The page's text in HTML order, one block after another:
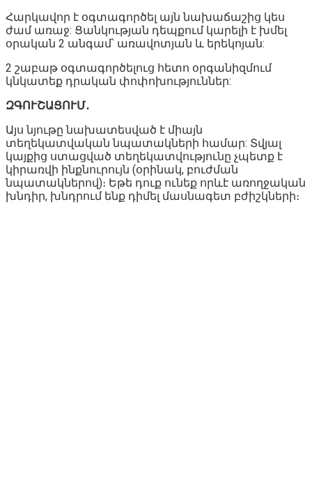
Հարկավոր է օգտագործել այն նախաճաշից կես
ժամ առաջ: Ցանկության դեպքում կարելի է խմել
օրական 2 անգամ՝ առավոտյան և երեկոյան:
2 շաբաթ օգտագործելուց հետո օրգանիզմում
կնկատեք դրական փոփոխություններ:
ԶԳՈՒՇԱՑՈՒՄ․
Այս նյութը նախատեսված է միայն
տեղեկատվական նպատակների համար: Տվյալ
կայքից ստացված տեղեկատվությունը չպետք է
կիրառվի ինքնուրույն (օրինակ, բուժման
նպատակներով)։ Եթե դուք ունեք որևէ առողջական
խնդիր, խնդրում ենք դիմել մասնագետ բժիշկների։